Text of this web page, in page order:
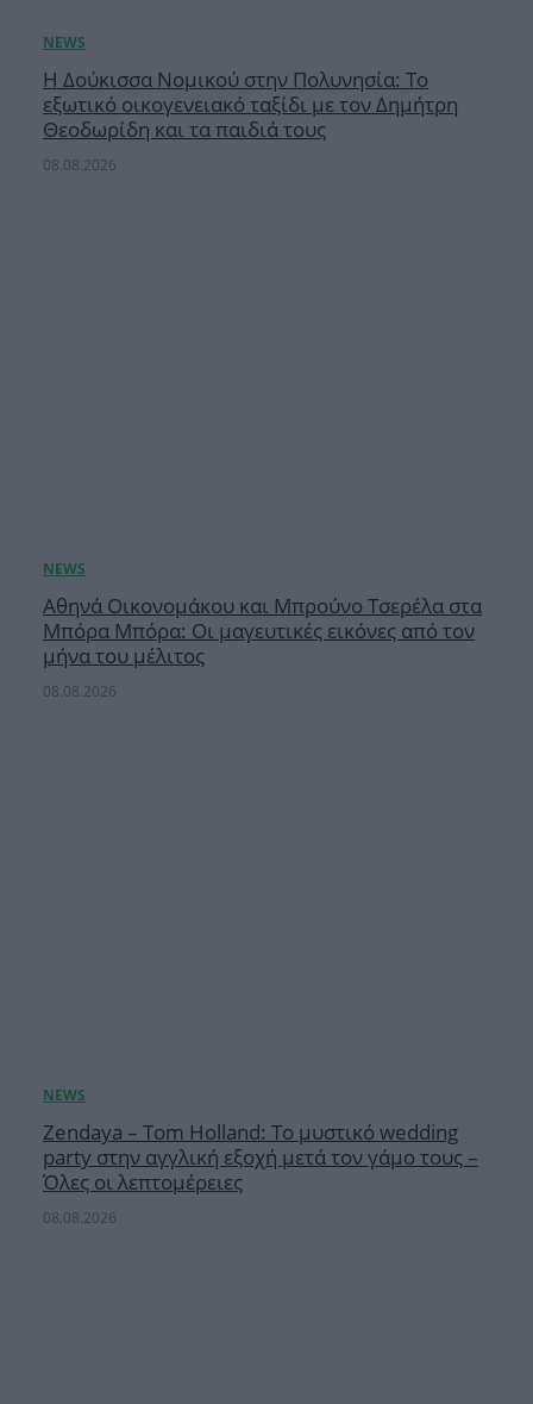
Η Δούκισσα Νομικού στην Πολυνησία: Το
εξωτικό οικογενειακό ταξίδι με τον Δημήτρη
Θεοδωρίδη και τα παιδιά τους
08.08.2026
Αθηνά Οικονομάκου και Μπρούνο Τσερέλα στα
Μπόρα Μπόρα: Οι μαγευτικές εικόνες από τον
μήνα του μέλιτος
08.08.2026
Zendaya – Tom Holland: Το μυστικό wedding
party στην αγγλική εξοχή μετά τον γάμο τους –
Όλες οι λεπτομέρειες
08.08.2026